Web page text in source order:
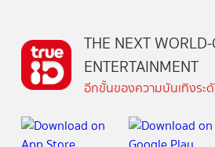
THE NEXT
ENTERTAINMENT
อีกขั้นของความบันเทิงระ